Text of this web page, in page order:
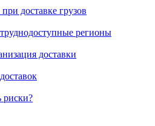
доставке грузов
регионы
доставки
риски?